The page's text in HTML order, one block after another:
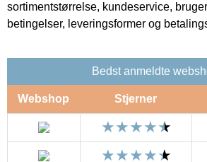
sortimentstørrelse, kundeservice,
betingelser, leveringsformer og
Bedst anmeldte
Webshop Stjerner